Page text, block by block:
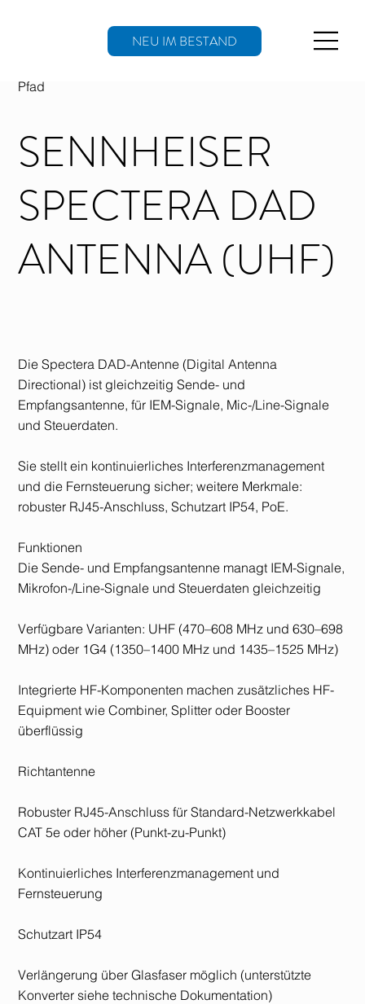
NEU IM BESTAND
SENNHEISER
SPECTERA DAD
ANTENNA (UHF)
Die Spectera DAD-Antenne (Digital Antenna
Directional) ist gleichzeitig Sende- und
Empfangsantenne, für IEM-Signale, Mic-/Line-Signale
und Steuerdaten.
Sie stellt ein kontinuierliches Interferenzmanagement
und die Fernsteuerung sicher; weitere Merkmale:
robuster RJ45-Anschluss, Schutzart IP54, PoE.
Funktionen
Die Sende- und Empfangsantenne managt IEM-Signale,
Mikrofon-/Line-Signale und Steuerdaten gleichzeitig
Verfügbare Varianten: UHF (470–608 MHz und 630–698
MHz) oder 1G4 (1350–1400 MHz und 1435–1525 MHz)
Integrierte HF-Komponenten machen zusätzliches HF-
Equipment wie Combiner, Splitter oder Booster
überflüssig
Richtantenne
Robuster RJ45-Anschluss für Standard-Netzwerkkabel
CAT 5e oder höher (Punkt-zu-Punkt)
Kontinuierliches Interferenzmanagement und
Fernsteuerung
Schutzart IP54
Verlängerung über Glasfaser möglich (unterstützte
Konverter siehe technische Dokumentation)
Pfad